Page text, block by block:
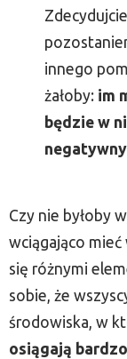
innego
żałoby: im
będzie w
Czy nie byłoby
wciągająco
się różnymi
sobie, że
środowiska, w
osiągają